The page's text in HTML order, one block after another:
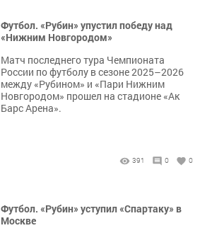
Футбол. «Рубин» упустил победу над
«Нижним Новгородом»
Матч последнего тура Чемпионата
России по футболу в сезоне 2025–2026
между «Рубином» и «Пари Нижним
Новгородом» прошел на стадионе «Ак
Барс Арена».
391 0 0
Футбол. «Рубин» уступил «Спартаку» в
Москве